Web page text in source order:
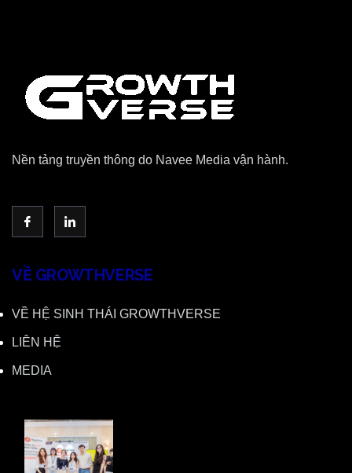
Nền tảng truyền thông do Navee Media vận hành.
VỀ GROWTHVERSE
VỀ HỆ SINH THÁI GROWTHVERSE
LIÊN HỆ
MEDIA